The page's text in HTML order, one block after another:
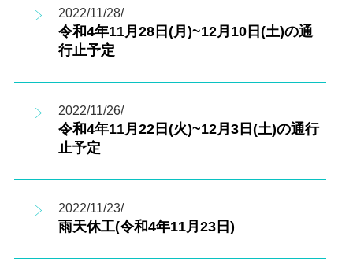
2022/11/28/
令和4年11月28日(月)~12月10日(土)の通
行止予定
2022/11/26/
令和4年11月22日(火)~12月3日(土)の通行
止予定
2022/11/23/
雨天休工(令和4年11月23日)